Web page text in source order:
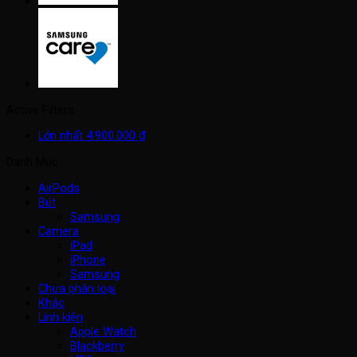
Lớn nhất 4.900.000 ₫
AirPods
Bút
Samsung
Camera
iPad
iPhone
Samsung
Chưa phân loại
Khác
Linh kiện
Apple Watch
Blackberry